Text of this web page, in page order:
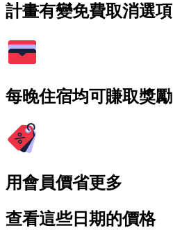
計畫有變免費取消選項
每晚住宿均可賺取獎勵
用會員價省更多
查看這些日期的價格